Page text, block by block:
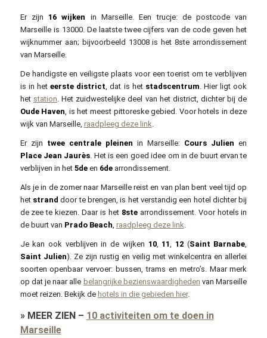
Er zijn 16 wijken in Marseille. Een trucje: de postcode van
Marseille is 13000. De laatste twee cijfers van de code geven het
wijknummer aan; bijvoorbeeld 13008 is het 8ste arrondissement
van Marseille.
De handigste en veiligste plaats voor een toerist om te verblijven
is in heteerste district, dat is het stadscentrum. Hier ligt ook
het station. Het zuidwestelijke deel van het district, dichter bij de
Oude Haven, is het meest pittoreske gebied. Voor hotels in deze
wijk van Marseille, raadpleeg deze link.
Er zijn twee centrale pleinen in Marseille: Cours Julien en
Place Jean Jaurès. Het is een goed idee om in de buurt ervan te
verblijven in het 5deen 6dearrondissement.
Als je in de zomer naar Marseille reist en van plan bent veel tijd op
het strand door te brengen, is het verstandig een hotel dichter bij
de zee te kiezen. Daar is het 8stearrondissement. Voor hotels in
de buurt van Prado Beach, raadpleeg deze link.
Je kan ook verblijven in de wijken 10, 11, 12 (Saint Barnabe,
Saint Julien). Ze zijn rustig en veilig met winkelcentra en allerlei
soorten openbaar vervoer: bussen, trams en metro’s. Maar merk
op dat je naar alle belangrijke bezienswaardigheden van Marseille
moet reizen. Bekijk de hotels in die gebieden hier.
» MEER ZIEN– 10 activiteiten om te doen in
Marseille